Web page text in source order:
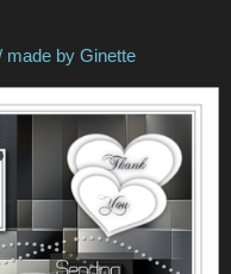
by Colybrix
Ginette